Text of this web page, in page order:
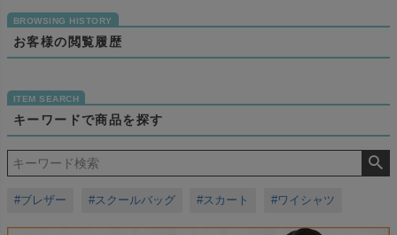
お客様の閲覧履歴
キーワードで商品を探す
#ブレザー #スクールバッグ #スカート #ワイシャツ